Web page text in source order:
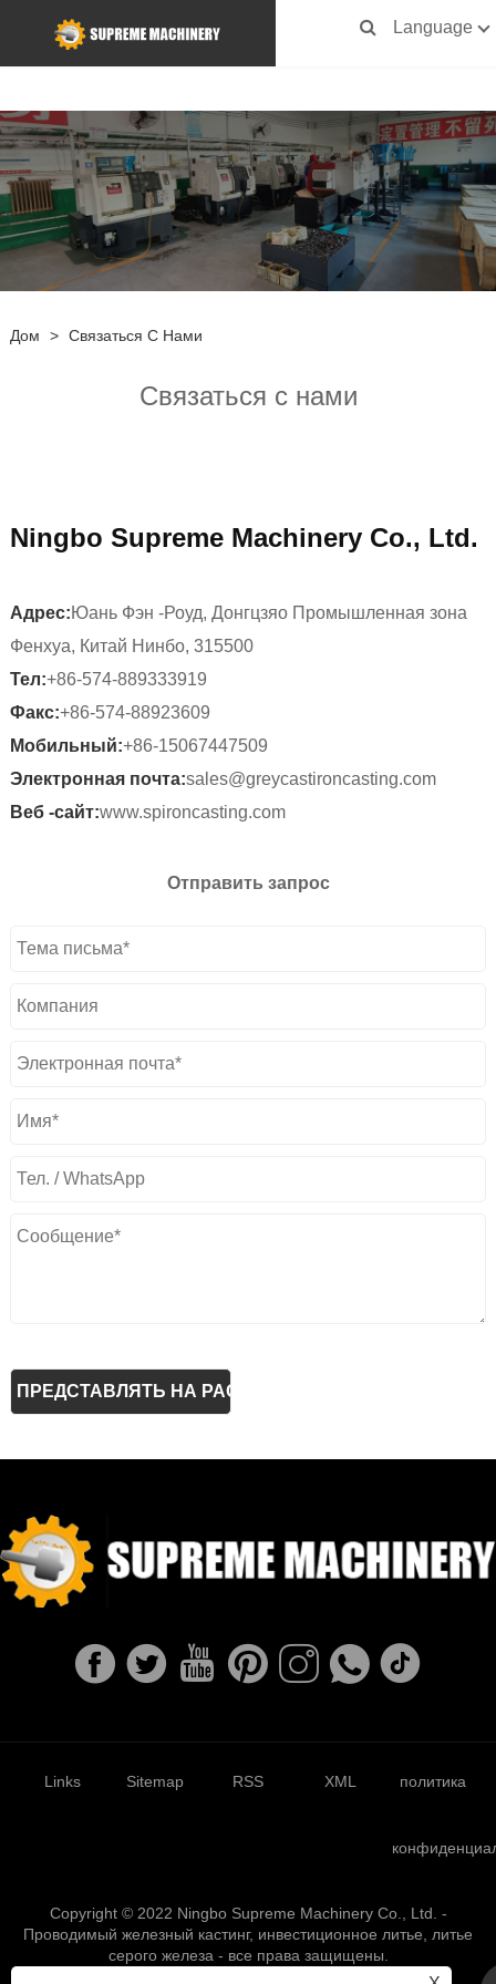
Language
Дом > Связаться С Нами
Связаться с нами
Ningbo Supreme Machinery Co., Ltd.
Адрес:Юань Фэн -Роуд, Донгцзяо Промышленная зона
Фенхуа, Китай Нинбо, 315500
Тел:+86-574-889333919
Факс:+86-574-88923609
Мобильный:+86-15067447509
Электронная почта:sales@greycastironcasting.com
Веб -сайт:www.spironcasting.com
Отправить запрос
Links Sitemap RSS XML политика
Copyright © 2022 Ningbo Supreme Machinery Co., Ltd. -
Проводимый железный кастинг, инвестиционное литье, литье
серого железа - все права защищены.